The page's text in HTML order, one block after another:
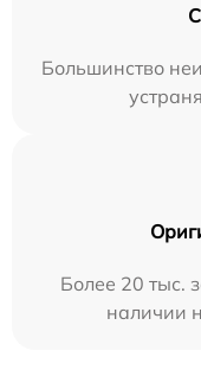
Большинство
Более 20 тыс.
наличии